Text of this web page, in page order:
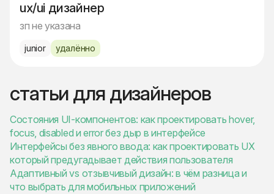
ux/ui дизайнер
зп не указана
junior удалённо
статьи для дизайнеров
Состояния UI-компонентов: как проектировать hover,
focus, disabled и error без дыр в интерфейсе
Интерфейсы без явного ввода: как проектировать UX
который предугадывает действия пользователя
Адаптивный vs отзывчивый дизайн: в чём разница и
что выбрать для мобильных приложений